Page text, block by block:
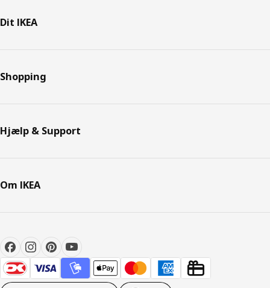
Dit IKEA
Shopping
Hjælp & Support
Om IKEA